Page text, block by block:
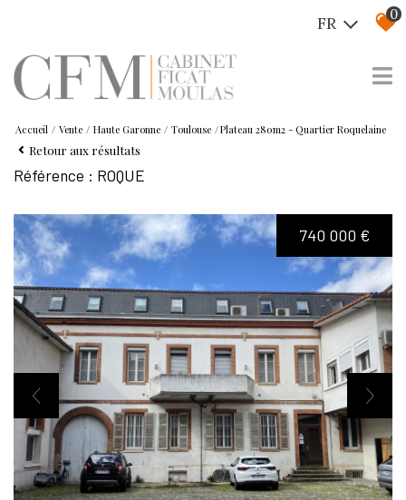
FR 0
Accueil Vente Haute Garonne Toulouse Plateau 280m2 - Quartier Roquelaine
Retour aux résultats
Référence : ROQUE
740 000 €